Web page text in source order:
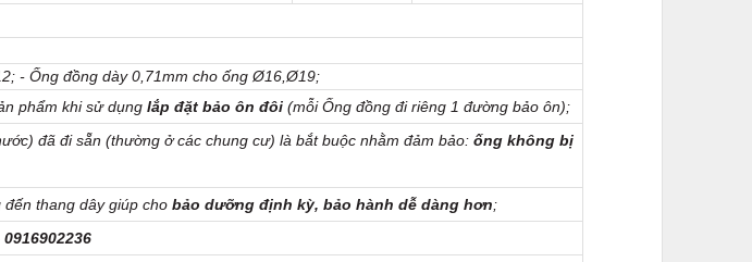
- Ống đồng dày 0,71mm cho ống Ø16,Ø19;
phẩm khi sử dụng lắp đặt bảo ôn đôi (mỗi Ống đồng đi riêng 1 đường bảo ôn);
đã đi sẵn (thường ở các chung cư) là bắt buộc nhằm đảm bảo: ống không bị
thang dây giúp cho bảo dưỡng định kỳ, bảo hành dễ dàng hơn;
0916902236